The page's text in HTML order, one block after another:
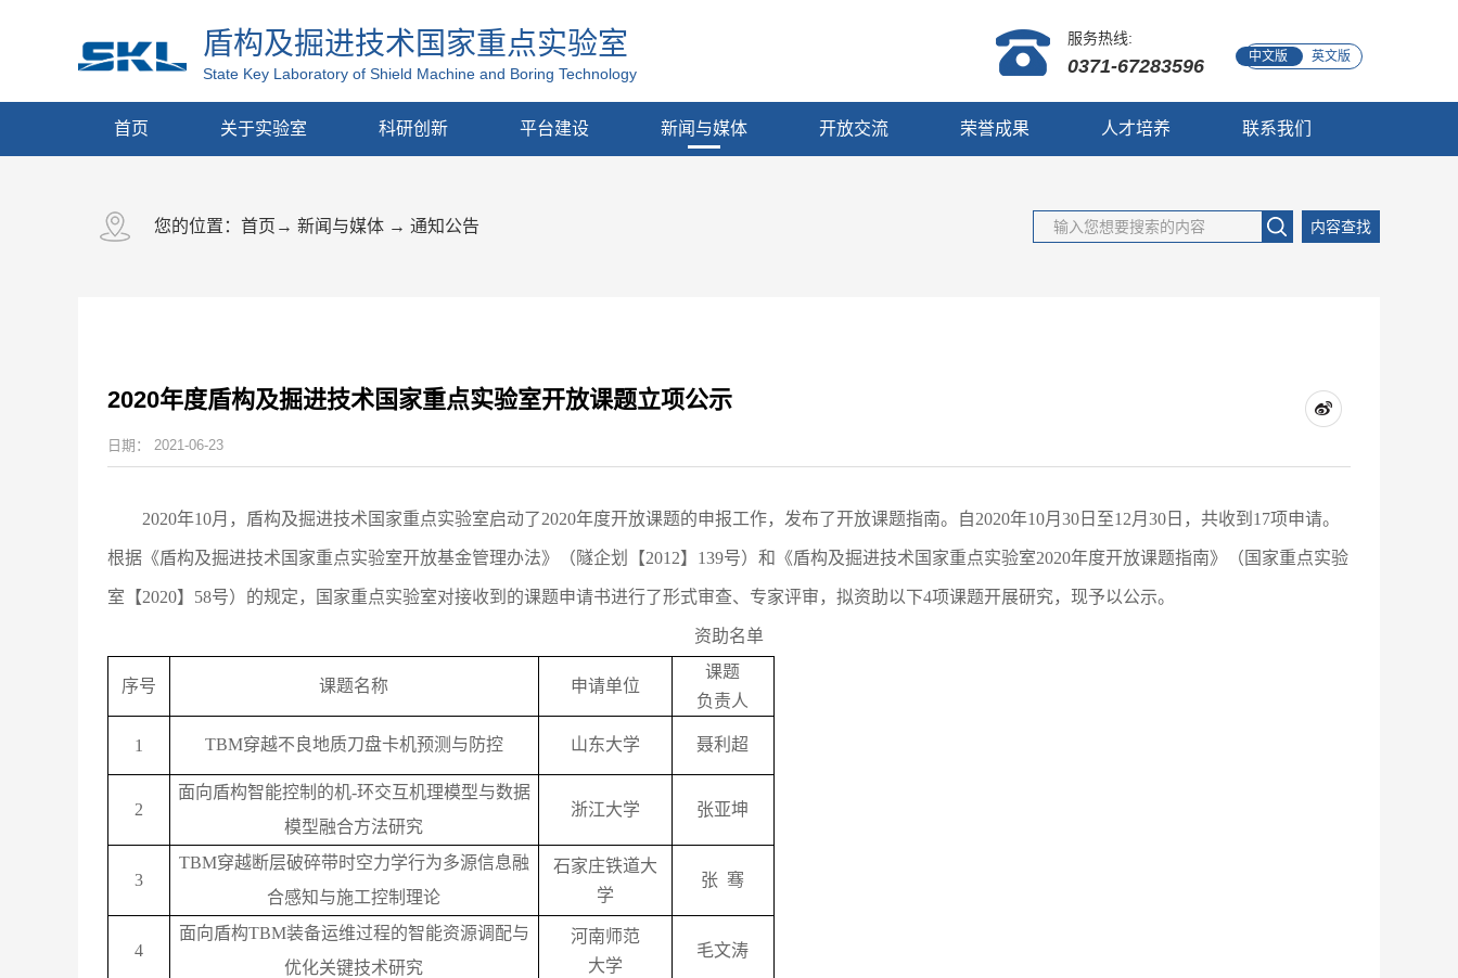
盾构及掘进技术国家重点实验室
State Key Laboratory of Shield Machine and Boring Technology
中文版 英文版
服务热线:
0371-67283596
首页 关于实验室 科研创新 平台建设 新闻与媒体 开放交流 荣誉成果 人才培养 联系我们
您的位置： 首页 → 新闻与媒体 → 通知公告 内容查找
2020年度盾构及掘进技术国家重点实验室开放课题立项公示
日期： 2021-06-23
2020年10月，盾构及掘进技术国家重点实验室启动了2020年度开放课题的申报工作，发布了开放课题指南。自2020年10月 30日至12月 30日，共收到 1 7项申请。
根据《盾构及掘进技术国家重点实验室开放基金管理办法》（隧企划 【2012】 139号）和《盾构及掘进技术国家重点实验室2020年度开放课题指南》（国家重点实验
室 【2020】 58号）的规定，国家重点实验室对接收到的课题申请书进行了形式审查、专家评审，拟资助以下4项课题开展研究，现予以公示。
资助名单
序号 课题名称 申请单位
课题
负责人
1 TBM穿越不良地质刀盘卡机预测与防控 山东大学 聂利超
2
面向盾构智能控制的机-环交互机理模型与数据
模型融合方法研究
浙江大学 张亚坤
3
TBM穿越断层破碎带时空力学行为多源信息融
合感知与施工控制理论
石家庄铁道大
学
张 骞
4
面向盾构TBM装备运维过程的智能资源调配与
优化关键技术研究
河南师范
大学
毛文涛